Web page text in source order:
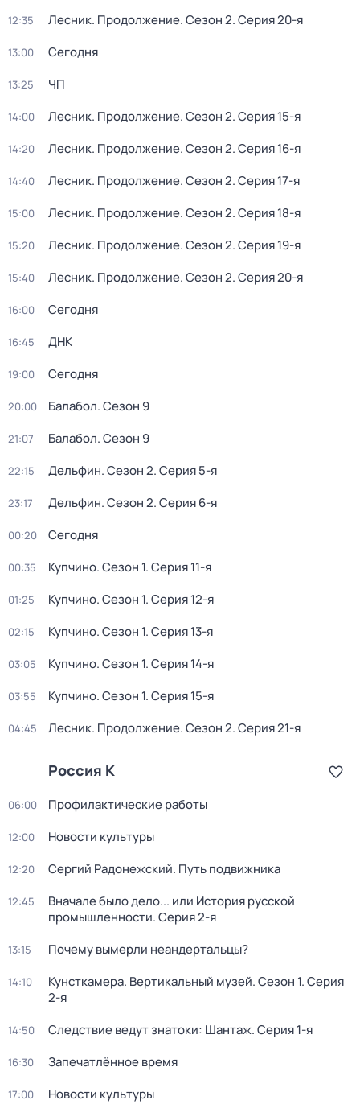
12:35 Лесник. Продолжение. Сезон 2. Серия 20-я
13:00 Сегодня
13:25 ЧП
14:00 Лесник. Продолжение. Сезон 2. Серия 15-я
14:20 Лесник. Продолжение. Сезон 2. Серия 16-я
14:40 Лесник. Продолжение. Сезон 2. Серия 17-я
15:00 Лесник. Продолжение. Сезон 2. Серия 18-я
15:20 Лесник. Продолжение. Сезон 2. Серия 19-я
15:40 Лесник. Продолжение. Сезон 2. Серия 20-я
16:00 Сегодня
16:45 ДНК
19:00 Сегодня
20:00 Балабол. Сезон 9
21:07 Балабол. Сезон 9
22:15 Дельфин. Сезон 2. Серия 5-я
23:17 Дельфин. Сезон 2. Серия 6-я
00:20 Сегодня
00:35 Купчино. Сезон 1. Серия 11-я
01:25 Купчино. Сезон 1. Серия 12-я
02:15 Купчино. Сезон 1. Серия 13-я
03:05 Купчино. Сезон 1. Серия 14-я
03:55 Купчино. Сезон 1. Серия 15-я
04:45 Лесник. Продолжение. Сезон 2. Серия 21-я
Россия К
06:00 Профилактические работы
12:00 Новости культуры
12:20 Сергий Радонежский. Путь подвижника
12:45
Вначале было дело... или История русской
промышленности. Серия 2-я
13:15 Почему вымерли неандертальцы?
14:10 Кунсткамера. Вертикальный музей. Сезон 1. Серия
2-я
14:50 Следствие ведут знатоки: Шантаж. Серия 1-я
16:30 Запечатлённое время
17:00 Новости культуры